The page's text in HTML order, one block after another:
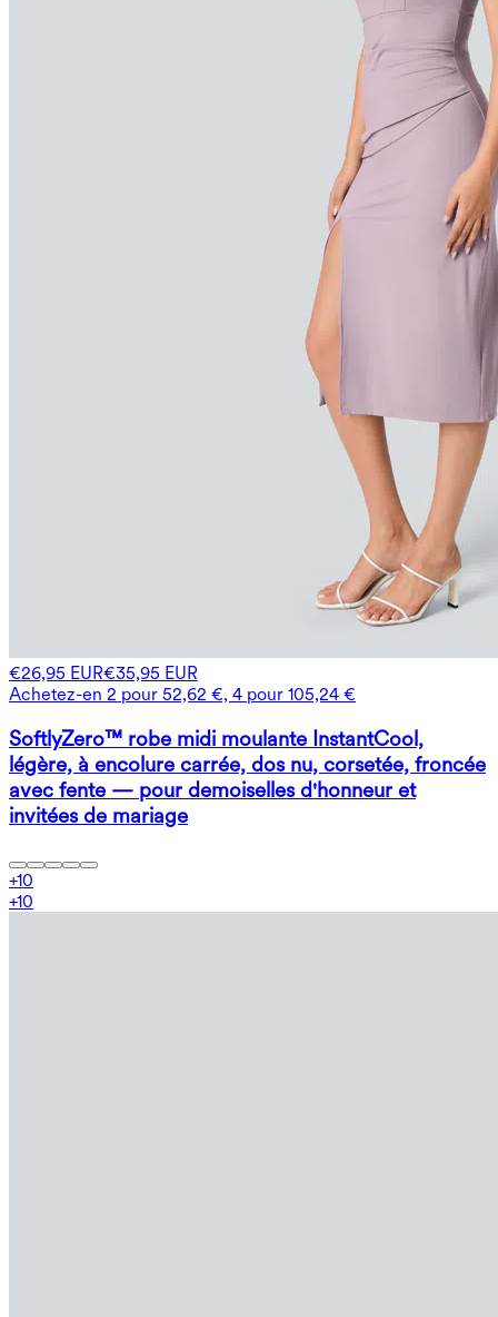
€26,95 EUR€35,95 EUR
Achetez-en 2 pour 52,62 €, 4 pour 105,24 €
SoftlyZero™ robe midi moulante InstantCool,
légère, à encolure carrée, dos nu, corsetée, froncée
avec fente — pour demoiselles d'honneur et
invitées de mariage
+10
+10